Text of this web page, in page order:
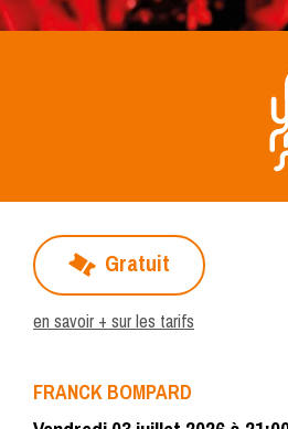
Gratuit
en savoir + sur les tarifs
FRANCK BOMPARD